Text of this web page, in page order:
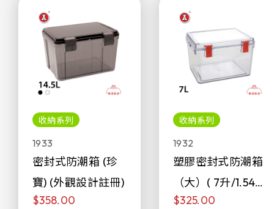
收納系列
1933
密封式防潮箱 (珍
寶) (外觀設計註冊)
$358.00
收納系列
1932
塑膠密封式防潮箱
（大）( 7升/1.54加
侖)
$325.00